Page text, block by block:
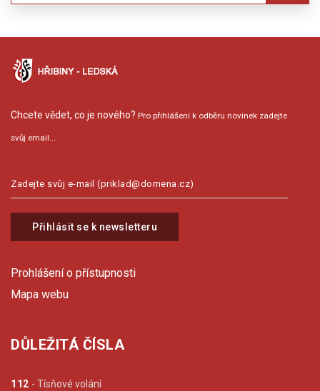
Chcete vědet, co je nového? Pro přihlášení k odběru novinek zadejte
svůj email...
Přihlásit se k newsletteru
Prohlášení o přístupnosti
Mapa webu
DŮLEŽITÁ ČÍSLA
112 - Tísňové volání